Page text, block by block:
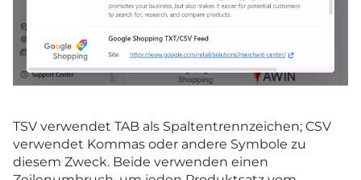
TSV verwendet TAB als Spaltentrennzeichen; CSV
verwendet Kommas oder andere Symbole zu
diesem Zweck. Beide verwenden einen